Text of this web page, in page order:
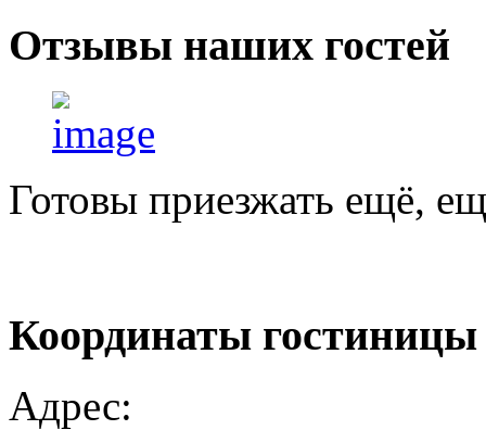
Отзывы наших гостей
Готовы приезжать ещё,
Координаты гостиницы
Адрес: